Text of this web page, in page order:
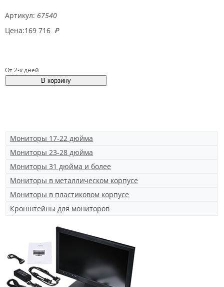
Артикул: 67540
Цена:169 716 ₽
От 2-х дней
Мониторы 17-22 дюйма
Мониторы 23-28 дюйма
Мониторы 31 дюйма и более
Мониторы в металлическом корпусе
Мониторы в пластиковом корпусе
Кронштейны для мониторов